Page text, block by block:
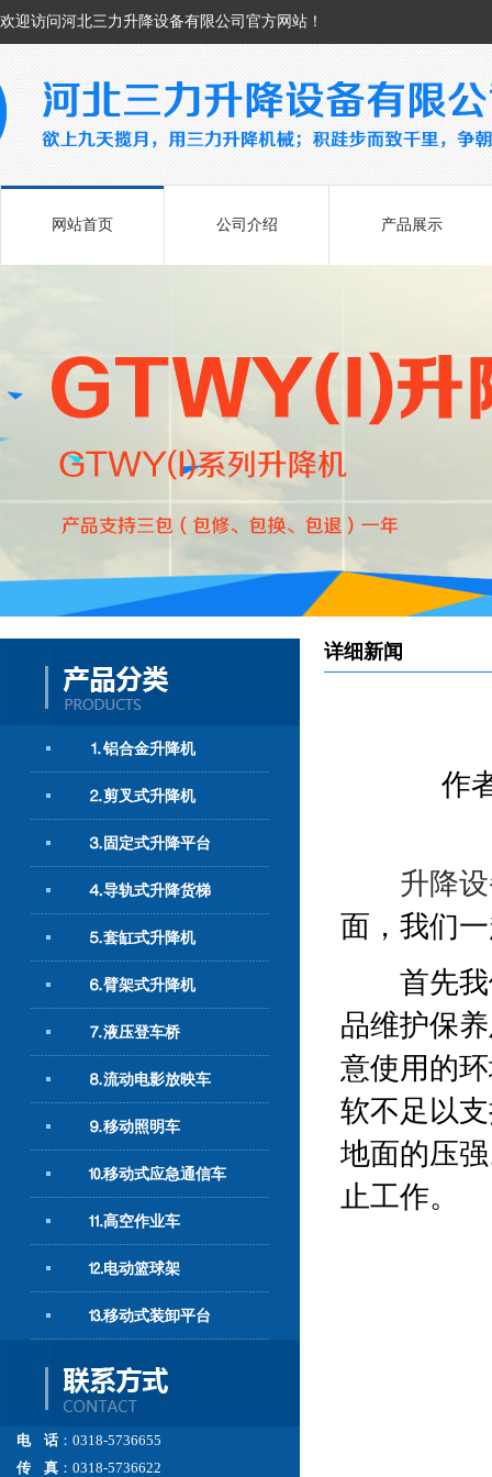
欢迎访问河北三力升降设备有限公司官方网站！
网站首页 公司介绍 产品展示
⒈铝合金升降机
⒉剪叉式升降机
⒊固定式升降平台
⒋导轨式升降货梯
⒌套缸式升降机
⒍臂架式升降机
⒎液压登车桥
⒏流动电影放映车
⒐移动照明车
⒑移动式应急通信车
⒒高空作业车
⒓电动篮球架
⒔移动式装卸平台
电 话 ：0318-5736655
传 真 ：0318-5736622
详细新闻
作
升降
面，我们
首先我
品维护保
意使用的
软不足以
地面的压
止工作。